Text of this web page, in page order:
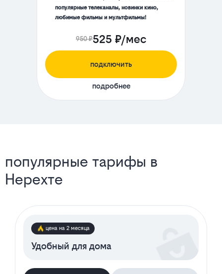
популярные телеканалы, новинки кино,
любимые фильмы и мультфильмы!
950 ₽525 ₽/мес
подключить
подробнее
популярные тарифы в
Нерехте
цена на 2 месяца
Удобный для дома